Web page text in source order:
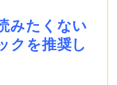
みたくない
クを推奨し